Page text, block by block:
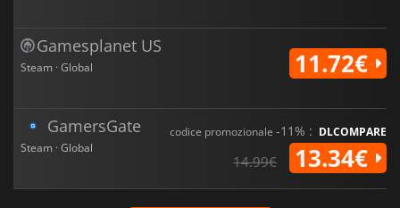
Gamesplanet US
Steam · Global 11.72€
GamersGate
Steam · Global
codice promozionale -11% : DLCOMPARE
14.99€ 13.34€